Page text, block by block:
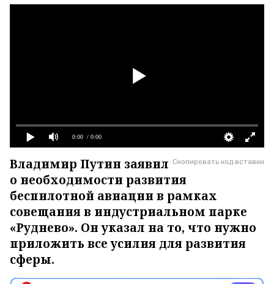
0:00 / 0:00
Скопировать код вставки
Владимир Путин заявил
о необходимости развития
беспилотной авиации в рамках
совещания в индустриальном парке
«Руднево». Он указал на то, что нужно
приложить все усилия для развития
сферы.